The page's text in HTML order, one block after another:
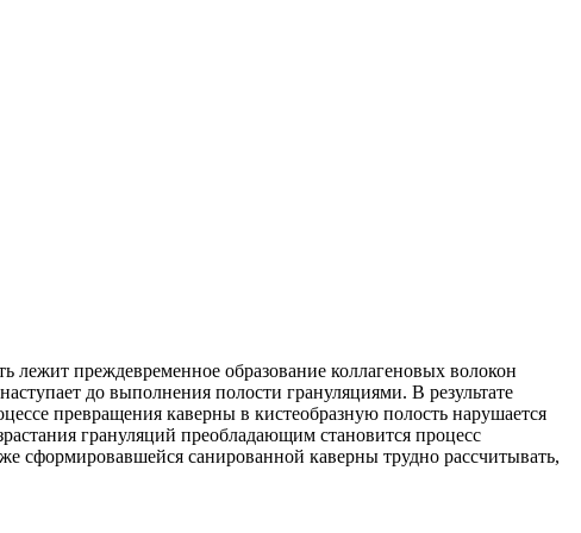
преждевременное образование коллагеновых волокон
до выполнения полости грануляциями. В результате
превращения каверны в кистеобразную полость нарушается
грануляций преобладающим становится процесс
сформировавшейся санированной каверны трудно рассчитывать,